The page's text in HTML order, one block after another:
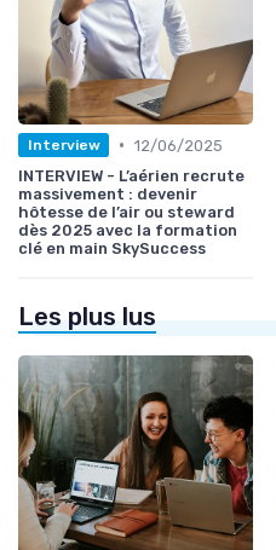
Interview • 12/06/2025
INTERVIEW - L’aérien recrute
massivement : devenir
hôtesse de l’air ou steward
dès 2025 avec la formation
clé en main SkySuccess
Les plus lus